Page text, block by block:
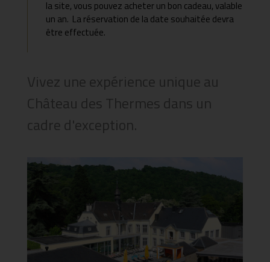
la site, vous pouvez acheter un bon cadeau, valable
un an. La réservation de la date souhaitée devra
être effectuée.
Vivez une expérience unique au
Château des Thermes dans un
cadre d'exception.